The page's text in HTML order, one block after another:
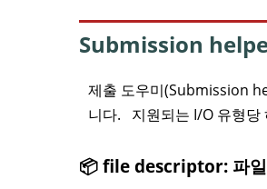
Submission
제출 도우미(Submission
니다. 지원되는 I/O 유형당
📦 file descriptor: 파일